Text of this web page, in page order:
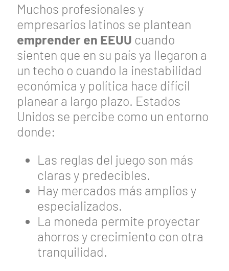
Muchos profesionales y
empresarios latinos se plantean
emprender en EEUU cuando
sienten que en su país ya llegaron a
un techo o cuando la inestabilidad
económica y política hace difícil
planear a largo plazo. Estados
Unidos se percibe como un entorno
donde:
Las reglas del juego son más
claras y predecibles.
Hay mercados más amplios y
especializados.
La moneda permite proyectar
ahorros y crecimiento con otra
tranquilidad.